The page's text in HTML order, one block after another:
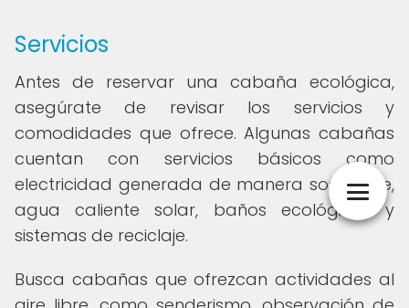
Servicios
Antes de reservar una cabaña ecológica,
asegúrate de revisar los servicios y
comodidades que ofrece. Algunas cabañas
cuentan con servicios básicos como
electricidad generada de manera sostenible,
agua caliente solar, baños ecológicos y
sistemas de reciclaje.
Busca cabañas que ofrezcan actividades al